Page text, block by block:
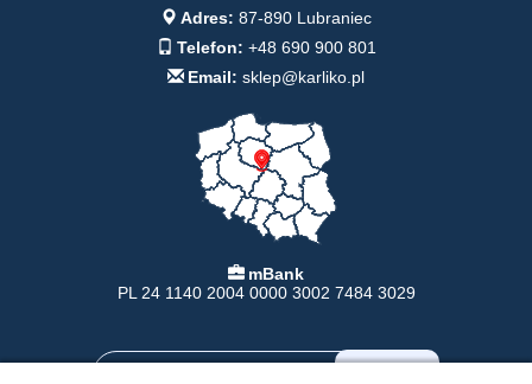
Adres: 87-890 Lubraniec
Telefon: +48 690 900 801
Email: sklep@karliko.pl
mBank
PL 24 1140 2004 0000 3002 7484 3029